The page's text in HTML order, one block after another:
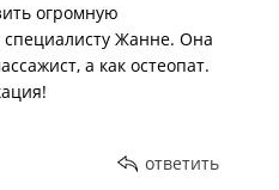
огромную
специалисту Жанне. Она
а как остеопат.
ответить